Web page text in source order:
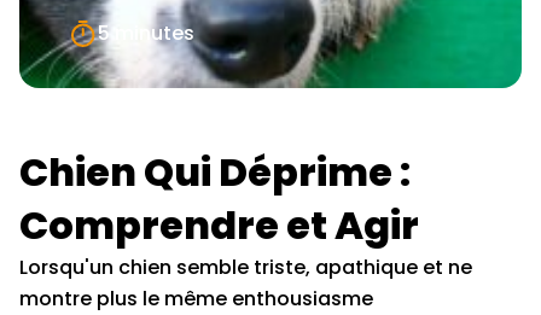
5 minutes
Chien Qui Déprime :
Comprendre et Agir
Lorsqu'un chien semble triste, apathique et ne
montre plus le même enthousiasme